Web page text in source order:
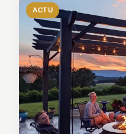
ACTU